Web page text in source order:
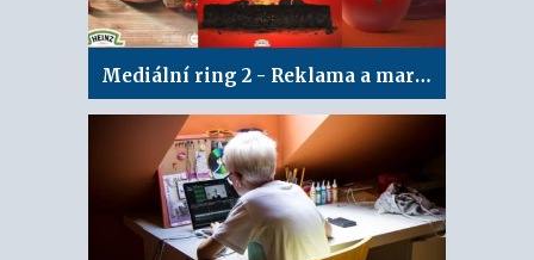
Mediální ring 2 - Reklama a marketing